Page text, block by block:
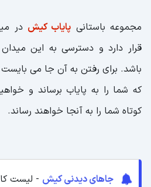
مجموعه باستانی پایاب کیش در
قرار دارد و دسترسی به این
باشد. برای رفتن به آن جا می
که شما را به پایاب برساند و
کوتاه شما را به آنجا خواهند رساند.
جاهای دیدنی کیش - لیست